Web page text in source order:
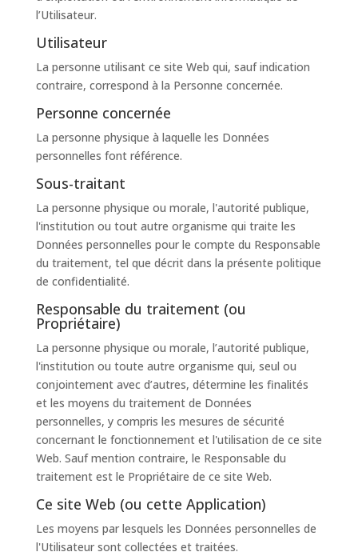
l’Utilisateur.
Utilisateur
La personne utilisant ce site Web qui, sauf indication
contraire, correspond à la Personne concernée.
Personne concernée
La personne physique à laquelle les Données
personnelles font référence.
Sous-traitant
La personne physique ou morale, l'autorité publique,
l'institution ou tout autre organisme qui traite les
Données personnelles pour le compte du Responsable
du traitement, tel que décrit dans la présente politique
de confidentialité.
Responsable du traitement (ou
Propriétaire)
La personne physique ou morale, l’autorité publique,
l'institution ou toute autre organisme qui, seul ou
conjointement avec d’autres, détermine les finalités
et les moyens du traitement de Données
personnelles, y compris les mesures de sécurité
concernant le fonctionnement et l'utilisation de ce site
Web. Sauf mention contraire, le Responsable du
traitement est le Propriétaire de ce site Web.
Ce site Web (ou cette Application)
Les moyens par lesquels les Données personnelles de
l'Utilisateur sont collectées et traitées.